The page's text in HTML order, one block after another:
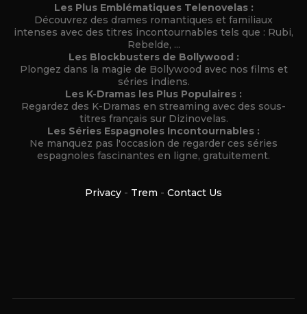
Les Plus Emblématiques Telenovelas :
Découvrez des drames romantiques et familiaux
intenses avec des titres incontournables tels que : Rubi,
Rebelde, ...
Les Blockbusters de Bollywood :
Plongez dans la magie de Bollywood avec nos films et
séries indiens.
Les K-Dramas les Plus Populaires :
Regardez des K-Dramas en streaming avec des sous-
titres français sur Dizinovelas.
Les Séries Espagnoles Incontournables :
Ne manquez pas l'occasion de regarder ces séries
espagnoles fascinantes en ligne, gratuitement.
Privacy - Trem - Contact Us